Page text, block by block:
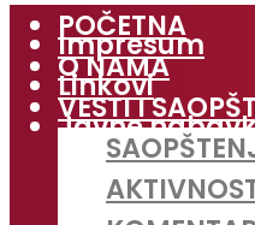
Impresum
Linkovi
Javne
POČETNA
O NAMA
VESTI I